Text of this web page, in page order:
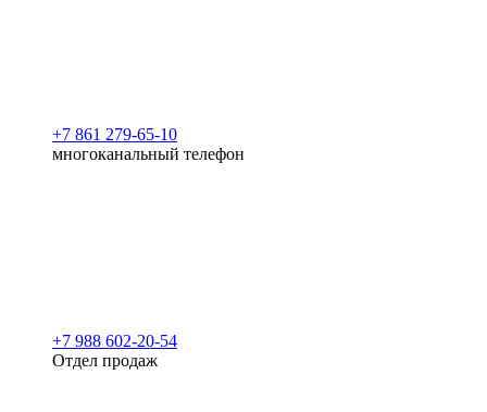
+7 861 279-65-10
многоканальный телефон
+7 988 602-20-54
Отдел продаж